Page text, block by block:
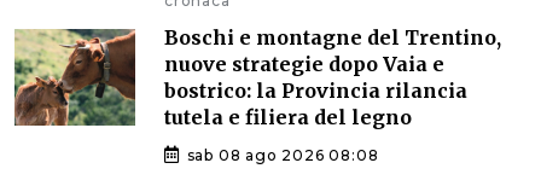
Boschi e montagne del Trentino,
nuove strategie dopo Vaia e
bostrico: la Provincia rilancia
tutela e filiera del legno
sab 08 ago 2026 08:08